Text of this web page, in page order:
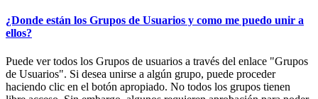
¿Donde están los Grupos de Usuarios y como me puedo unir a
ellos?
Puede ver todos los Grupos de usuarios a través del enlace "Grupos
de Usuarios". Si desea unirse a algún grupo, puede proceder
haciendo clic en el botón apropiado. No todos los grupos tienen